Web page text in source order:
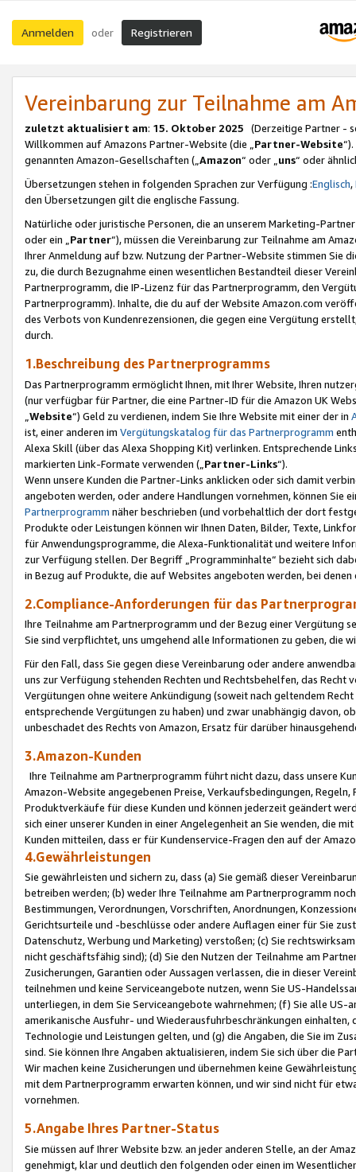
Anmelden oder Registrieren
Vereinbarung zur Teilnahme am
zuletzt aktualisiert am: 15. Oktober 2025 (Derzeitige Partner -
Willkommen auf Amazons Partner-Website (die „Partner-Website
genannten Amazon-Gesellschaften („Amazon“ oder „uns“ oder
Übersetzungen stehen in folgenden Sprachen zur Verfügung :Englisch,
den Übersetzungen gilt die englische Fassung.
Natürliche oder juristische Personen, die an unserem Marketing-
oder ein „Partner“), müssen die Vereinbarung zur Teilnahme am
Ihrer Anmeldung auf bzw. Nutzung der Partner-Website stimmen Sie
zu, die durch Bezugnahme einen wesentlichen Bestandteil dieser
Partnerprogramm, die IP-Lizenz für das Partnerprogramm, den
Partnerprogramm). Inhalte, die du auf der Website Amazon.com
des Verbots von Kundenrezensionen, die gegen eine Vergütung
durch.
1.Beschreibung des Partnerprogramms
Das Partnerprogramm ermöglicht Ihnen, mit Ihrer Website, Ihren
(nur verfügbar für Partner, die eine Partner-ID für die Amazon UK
Website“) Geld zu verdienen, indem Sie Ihre Website mit einer der in
ist, einer anderen im Vergütungskatalog für das Partnerprogramm
Alexa Skill (über das Alexa Shopping Kit) verlinken. Entsprechende
markierten Link-Formate verwenden („ Partner-Links“).
Wenn unsere Kunden die Partner-Links anklicken oder sich damit
angeboten werden, oder andere Handlungen vornehmen, können Sie
Partnerprogramm näher beschrieben (und vorbehaltlich der dort
Produkte oder Leistungen können wir Ihnen Daten, Bilder, Texte,
für Anwendungsprogramme, die Alexa-Funktionalität und weitere
zur Verfügung stellen. Der Begriff „Programminhalte“ bezieht sich
in Bezug auf Produkte, die auf Websites angeboten werden, bei
2.Compliance-Anforderungen für das
Ihre Teilnahme am Partnerprogramm und der Bezug einer Vergütung
Sie sind verpflichtet, uns umgehend alle Informationen zu geben, die
Für den Fall, dass Sie gegen diese Vereinbarung oder andere
uns zur Verfügung stehenden Rechten und Rechtsbehelfen, das
Vergütungen ohne weitere Ankündigung (soweit nach geltendem
entsprechende Vergütungen zu haben) und zwar unabhängig davon,
unbeschadet des Rechts von Amazon, Ersatz für darüber
3.Amazon-Kunden
Ihre Teilnahme am Partnerprogramm führt nicht dazu, dass unsere
Amazon-Website angegebenen Preise, Verkaufsbedingungen,
Produktverkäufe für diese Kunden und können jederzeit geändert
sich einer unserer Kunden in einer Angelegenheit an Sie wenden, die
Kunden mitteilen, dass er für Kundenservice-Fragen den auf der
4.Gewährleistungen
Sie gewährleisten und sichern zu, dass (a) Sie gemäß dieser
betreiben werden; (b) weder Ihre Teilnahme am Partnerprogramm
Bestimmungen, Verordnungen, Vorschriften, Anordnungen,
Gerichtsurteile und -beschlüsse oder andere Auflagen einer für Sie
Datenschutz, Werbung und Marketing) verstoßen; (c) Sie
nicht geschäftsfähig sind); (d) Sie den Nutzen der Teilnahme am
Zusicherungen, Garantien oder Aussagen verlassen, die in dieser
teilnehmen und keine Serviceangebote nutzen, wenn Sie US-
unterliegen, in dem Sie Serviceangebote wahrnehmen; (f) Sie alle
amerikanische Ausfuhr- und Wiederausfuhrbeschränkungen
Technologie und Leistungen gelten, und (g) die Angaben, die Sie im
sind. Sie können Ihre Angaben aktualisieren, indem Sie sich über die
Wir machen keine Zusicherungen und übernehmen keine
mit dem Partnerprogramm erwarten können, und wir sind nicht für
vornehmen.
5.Angabe Ihres Partner-Status
Sie müssen auf Ihrer Website bzw. an jeder anderen Stelle, an der
genehmigt, klar und deutlich den folgenden oder einen im